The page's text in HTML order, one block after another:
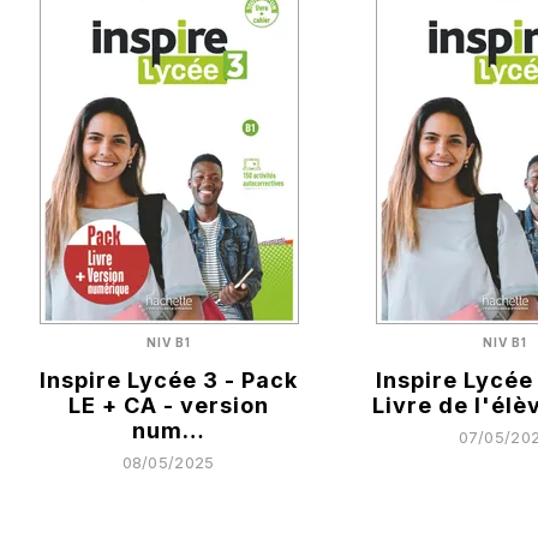
NIV B1
Inspire Lycée 3 - Pack
LE + CA - version
num…
08/05/2025
NIV B1
Inspire Lycée
Livre de
07/05/